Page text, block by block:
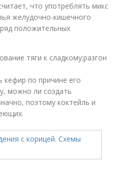
что употреблять микс
желудочно-кишечного
положительных
тяги к сладкому;разгон
по причине его
можно ли создать
поэтому коктейль и